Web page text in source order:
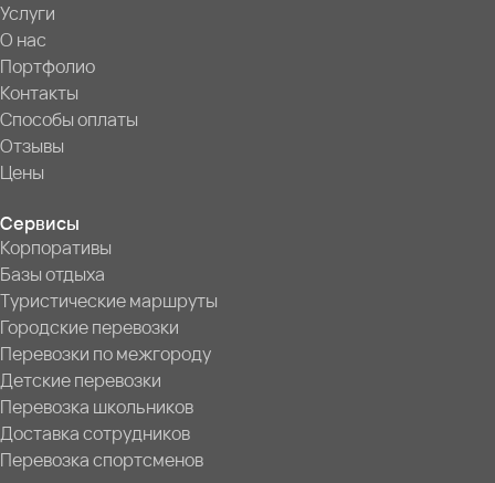
Услуги
О нас
Портфолио
Контакты
Способы оплаты
Отзывы
Цены
Сервисы
Корпоративы
Базы отдыха
Туристические маршруты
Городские перевозки
Перевозки по межгороду
Детские перевозки
Перевозка школьников
Доставка сотрудников
Перевозка спортсменов